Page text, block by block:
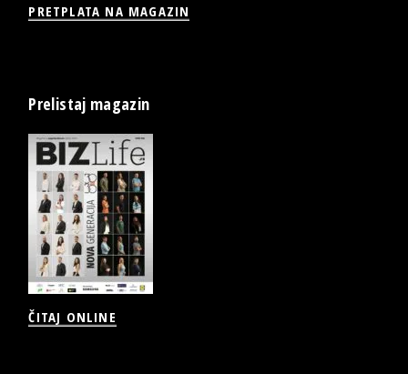
PRETPLATA NA MAGAZIN
Prelistaj magazin
ČITAJ ONLINE